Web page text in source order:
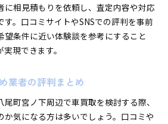
に相見積もりを依頼し、査定内容や対応
す。口コミサイトやSNSでの評判を事前
望条件に近い体験談を参考にすること
現できます。
業者の評判まとめ
町宮ノ下周辺で車買取を検討する際、
か気になる方は多いでしょう。口コミや